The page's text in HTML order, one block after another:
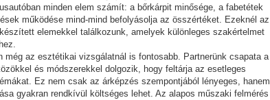
minden elem számít: a bőrkárpit minősége, a fabetétek
működése mind-mind befolyásolja az összértéket. Ezeknél az
elemekkel találkozunk, amelyek különleges szakértelmet
még az esztétikai vizsgálatnál is fontosabb. Partnerünk csapata a
és módszerekkel dolgozik, hogy feltárja az esetleges
Ez nem csak az árképzés szempontjából lényeges, hanem
gyakran rendkívül költséges lehet. Az alapos műszaki felmérés